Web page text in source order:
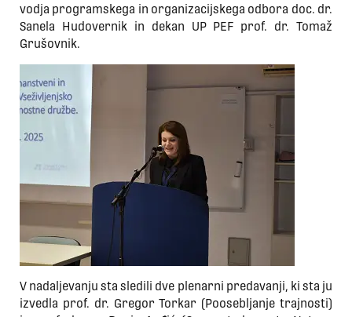
vodja programskega in organizacijskega odbora doc. dr.
Sanela Hudovernik in dekan UP PEF prof. dr. Tomaž
Grušovnik.
V nadaljevanju sta sledili dve plenarni predavanji, ki sta ju
izvedla prof. dr. Gregor Torkar (Poosebljanje trajnosti)